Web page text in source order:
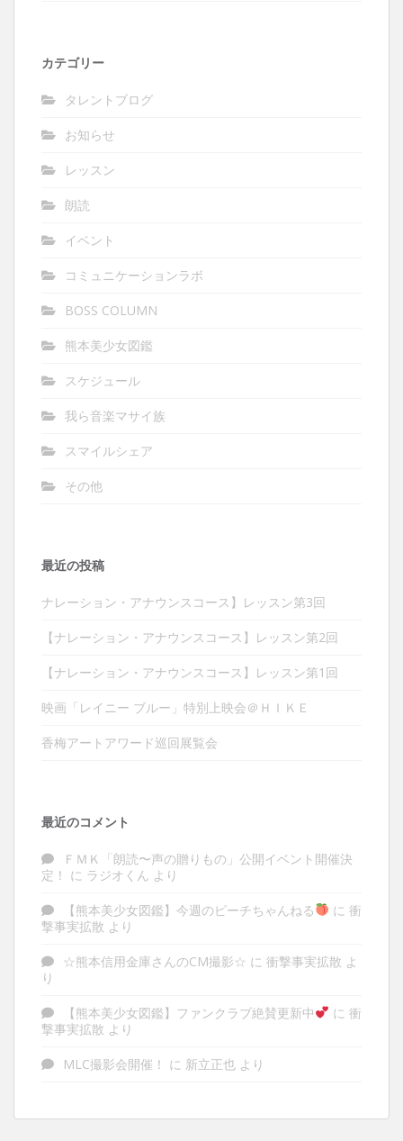
カテゴリー
タレントブログ
お知らせ
レッスン
朗読
イベント
コミュニケーションラボ
BOSS COLUMN
熊本美少女図鑑
スケジュール
我ら音楽マサイ族
スマイルシェア
その他
最近の投稿
ナレーション・アナウンスコース】レッスン第3回
【ナレーション・アナウンスコース】レッスン第2回
【ナレーション・アナウンスコース】レッスン第1回
映画「レイニー ブルー」特別上映会＠ＨＩＫＥ
香梅アートアワード巡回展覧会
最近のコメント
ＦＭＫ「朗読〜声の贈りもの」公開イベント開催決
定！ に ラジオくん より
【熊本美少女図鑑】今週のピーチちゃんねる に 衝
撃事実拡散 より
☆熊本信用金庫さんのCM撮影☆ に 衝撃事実拡散 よ
り
【熊本美少女図鑑】ファンクラブ絶賛更新中 に 衝
撃事実拡散 より
MLC撮影会開催！ に 新立正也 より